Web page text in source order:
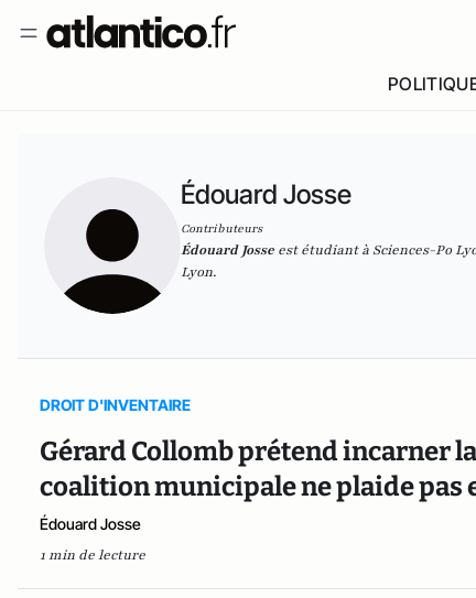
Édouard Josse
Contributeurs
Édouard Josse est étudiant à Sciences-Po
Lyon.
DROIT D'INVENTAIRE
Gérard Collomb prétend incarner
coalition municipale ne plaide pas
Édouard Josse
1 min de lecture